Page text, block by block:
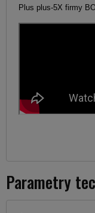
Plus plus-5X firmy
Parametry